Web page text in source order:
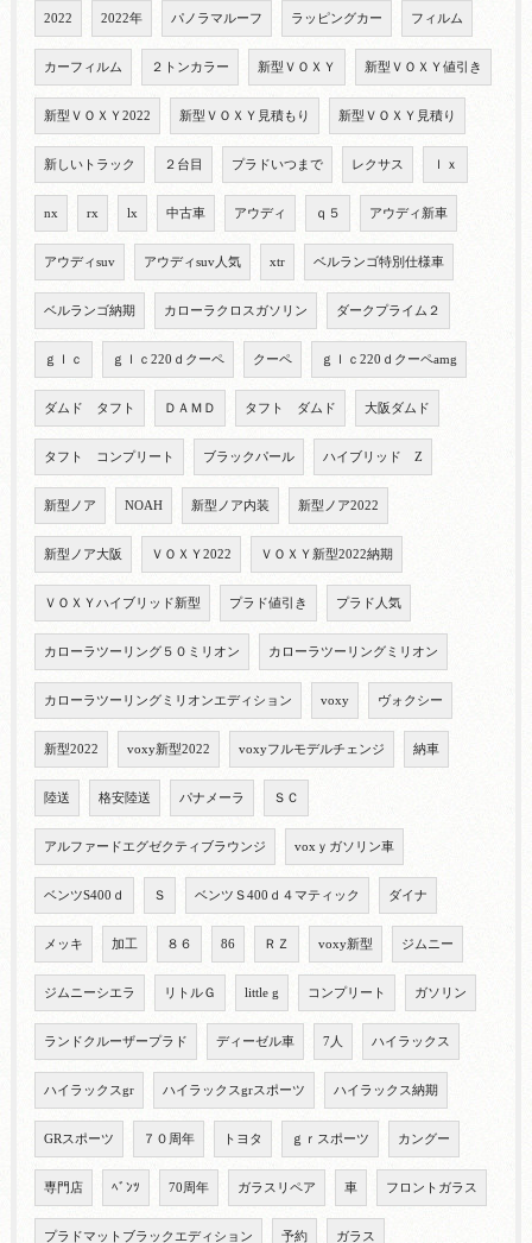
2022 2022年 パノラマルーフ ラッピングカー フィルム
カーフィルム ２トンカラー 新型ＶＯＸＹ 新型ＶＯＸＹ値引き
新型ＶＯＸＹ2022 新型ＶＯＸＹ見積もり 新型ＶＯＸＹ見積り
新しいトラック ２台目 プラドいつまで レクサス ｌｘ
nx rx lx 中古車 アウディ ｑ５ アウディ新車
アウディsuv アウディsuv人気 xtr ベルランゴ特別仕様車
ベルランゴ納期 カローラクロスガソリン ダークプライム２
ｇｌｃ ｇｌｃ220ｄクーペ クーペ ｇｌｃ220ｄクーペamg
ダムド タフト ＤＡＭＤ タフト ダムド 大阪ダムド
タフト コンプリート ブラックパール ハイブリッド Z
新型ノア NOAH 新型ノア内装 新型ノア2022
新型ノア大阪 ＶＯＸＹ2022 ＶＯＸＹ新型2022納期
ＶＯＸＹハイブリッド新型 プラド値引き プラド人気
カローラツーリング５０ミリオン カローラツーリングミリオン
カローラツーリングミリオンエディション voxy ヴォクシー
新型2022 voxy新型2022 voxyフルモデルチェンジ 納車
陸送 格安陸送 パナメーラ ＳＣ
アルファードエグゼクティブラウンジ voxｙガソリン車
ベンツS400ｄ Ｓ ベンツＳ400ｄ４マティック ダイナ
メッキ 加工 ８６ 86 ＲＺ voxy新型 ジムニー
ジムニーシエラ リトルＧ little g コンプリート ガソリン
ランドクルーザープラド ディーゼル車 7人 ハイラックス
ハイラックスgr ハイラックスgrスポーツ ハイラックス納期
GRスポーツ ７０周年 トヨタ ｇｒスポーツ カングー
専門店 ﾍﾞﾝﾂ 70周年 ガラスリペア 車 フロントガラス
プラドマットブラックエディション 予約 ガラス